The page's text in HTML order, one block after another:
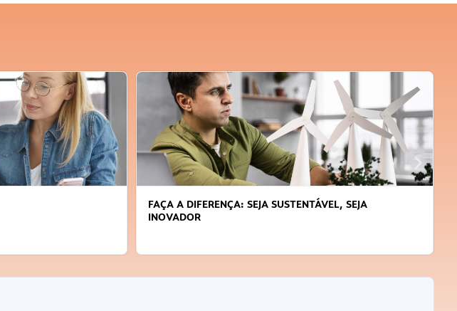
FAÇA A DIFERENÇA: SEJA SUSTENTÁVEL, SEJA
INOVADOR